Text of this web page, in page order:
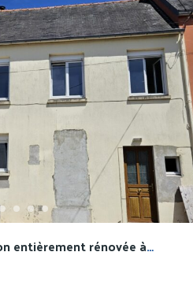
entièrement rénovée à